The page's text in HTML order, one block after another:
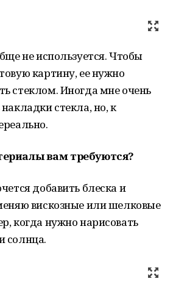
не используется. Чтобы
картину, ее нужно
стеклом. Иногда мне очень
стекла, но, к
вам требуются?
добавить блеска и
вискозные или шелковые
когда нужно нарисовать
солнца.